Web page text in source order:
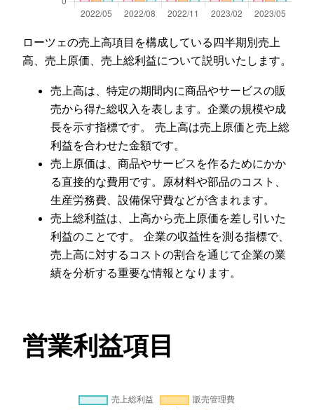
ローツェの売上高項目を構成している四半期別売上
高、売上原価、売上総利益について説明いたします。
売上高は、特定の期間内に商品やサービスの販
売から得た総収入を表します。企業の規模や成
長を示す指標です。 売上高は売上原価と売上総
利益を合わせた金額です。
売上原価は、商品やサービスを作るためにかか
る直接的な費用です。原材料や部品のコスト、
生産労務費、設備保守費などが含まれます。
売上総利益は、上高から売上原価を差し引いた
利益のことです。 企業の収益性を測る指標で、
売上高に対するコストの割合を通じて企業の業
績を分析する重要な情報となります。
営業利益項目